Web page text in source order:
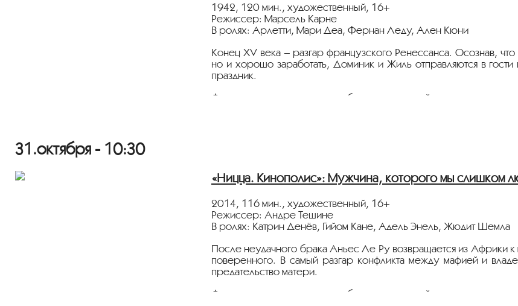
1942, 120 мин., художественный, 16+
Режиссер: Марсель Карне
В ролях: Арлетти, Мари Деа, Фернан Леду, Ален Кюни
Конец XV века – разгар французского Ренессанса. Осознав,
но и хорошо заработать, Доминик и Жиль отправляются в
праздник.
Фильм демонстрируется в дубляже на русский язык.
ПорталКультура.рф
31.октября - 10:30
«Ницца. Кинополис»: Мужчина, которого мы слишком
2014, 116 мин., художественный, 16+
Режиссер: Андре Тешине
В ролях: Катрин Денёв, Гийом Кане, Адель Энель, Жюдит Шемла
После неудачного брака Аньес Ле Ру возвращается из Африки
поверенного. В самый разгар конфликта между мафией и
предательство матери.
Фильм демонстрируется в дубляже на русский язык.